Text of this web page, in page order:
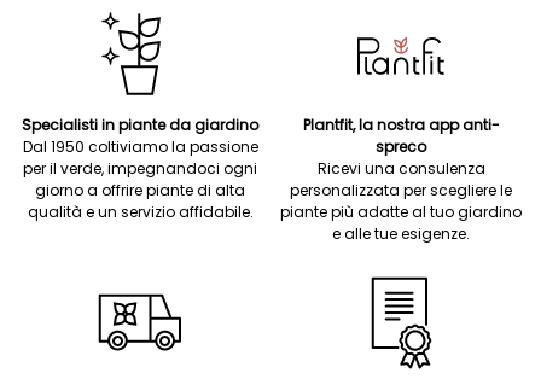
Specialisti in piante da giardino
Dal 1950 coltiviamo la passione
per il verde, impegnandoci ogni
giorno a offrire piante di alta
qualità e un servizio affidabile.
Plantfit, la nostra app anti-
spreco
Ricevi una consulenza
personalizzata per scegliere le
piante più adatte al tuo giardino
e alle tue esigenze.